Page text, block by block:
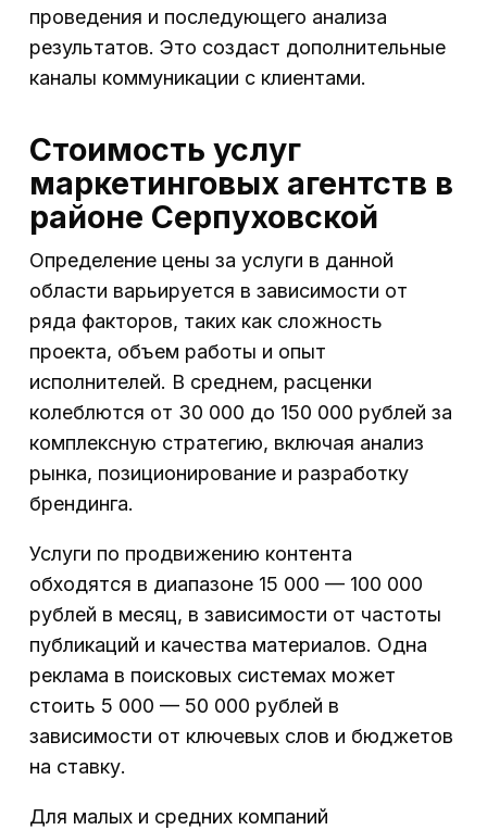
проведения и последующего анализа
результатов. Это создаст дополнительные
каналы коммуникации с клиентами.
Стоимость услуг
маркетинговых агентств в
районе Серпуховской
Определение цены за услуги в данной
области варьируется в зависимости от
ряда факторов, таких как сложность
проекта, объем работы и опыт
исполнителей. В среднем, расценки
колеблются от 30 000 до 150 000 рублей за
комплексную стратегию, включая анализ
рынка, позиционирование и разработку
брендинга.
Услуги по продвижению контента
обходятся в диапазоне 15 000 — 100 000
рублей в месяц, в зависимости от частоты
публикаций и качества материалов. Одна
реклама в поисковых системах может
стоить 5 000 — 50 000 рублей в
зависимости от ключевых слов и бюджетов
на ставку.
Для малых и средних компаний